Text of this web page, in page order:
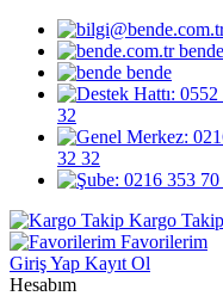
bende
32
32 32
Kargo Takip
Favorilerim
Giriş Yap Kayıt Ol
Hesabım